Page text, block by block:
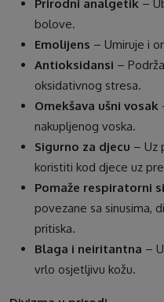
Prirodni analgetik –
bolove.
Emolijens – Umiruje i
Antioksidansi –
oksidativnog stresa.
Omekšava ušni vosak
nakupljenog voska.
Sigurno za djecu – Uz
koristiti kod djece uz
Pomaže respiratorni
povezane sa sinusima,
pritiska.
Blaga i neiritantna –
vrlo osjetljivu kožu.